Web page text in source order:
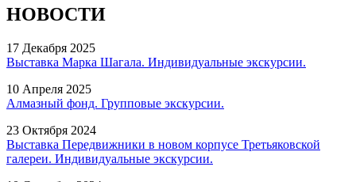
НОВОСТИ
17 Декабря 2025
Выставка Марка Шагала. Индивидуальные экскурсии.
10 Апреля 2025
Алмазный фонд. Групповые экскурсии.
23 Октября 2024
Выставка Передвижники в новом корпусе Третьяковской
галереи. Индивидуальные экскурсии.